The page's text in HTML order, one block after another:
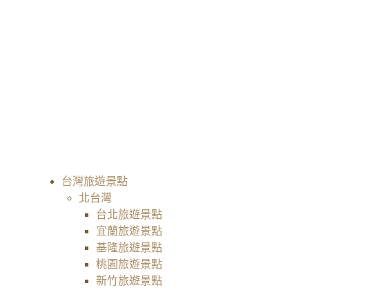
台灣旅遊景點
北台灣
台北旅遊景點
宜蘭旅遊景點
基隆旅遊景點
桃園旅遊景點
新竹旅遊景點